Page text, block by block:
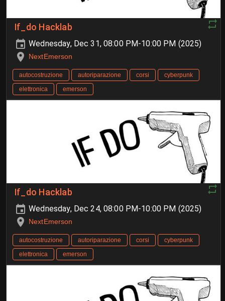
If_do Hacklab
Wednesday, Dec 31, 08:00 PM-10:00 PM (2025)
NextEmerson
autocostruzione autoriparazione corsi
cyberpunk
elettronica
emerson
If_do Hacklab
Wednesday, Dec 24, 08:00 PM-10:00 PM (2025)
NextEmerson
autocostruzione autoriparazione corsi
cyberpunk
elettronica
emerson